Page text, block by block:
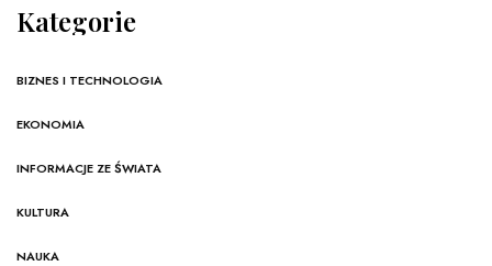
Kategorie
BIZNES I TECHNOLOGIA
EKONOMIA
INFORMACJE ZE ŚWIATA
KULTURA
NAUKA